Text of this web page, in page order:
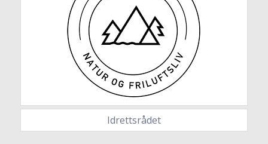
Idrettsrådet